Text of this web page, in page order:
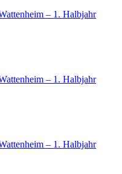
– 1. Halbjahr
– 1. Halbjahr
– 1. Halbjahr